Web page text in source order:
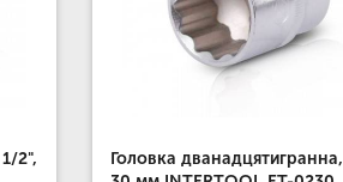
2",
Головка